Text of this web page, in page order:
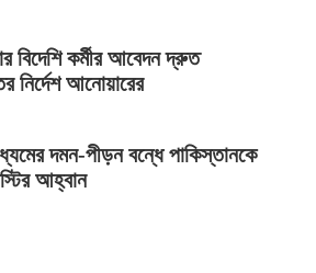
বিদেশি কর্মীর আবেদন দ্রুত
নির্দেশ আনোয়ারের
দমন-পীড়ন বন্ধে পাকিস্তানকে
আহ্বান